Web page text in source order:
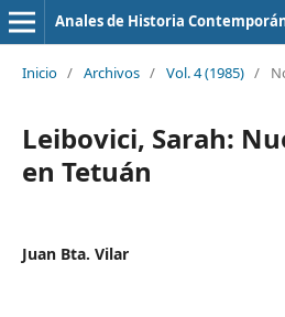
Anales de Historia
Inicio / Archivos / Vol. 4 (1985) /
Leibovici, Sarah:
en Tetuán
Juan Bta. Vilar